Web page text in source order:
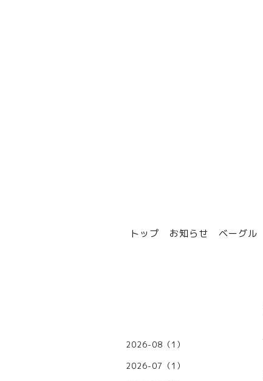
トップ お知らせ ベーグル
2026-08（1）
2026-07（1）